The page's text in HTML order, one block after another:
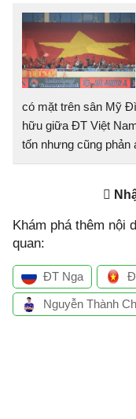
có mặt trên sân Mỹ
hữu giữa ĐT Việt
tốn nhưng cũng phản
Khám phá thêm nội
quan:
ĐT Nga
Nguyễn Thành